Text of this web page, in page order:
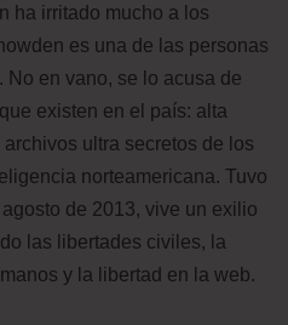
ha irritado mucho a los
es una de las personas
No en vano, se lo acusa de
existen en el país: alta
ultra secretos de los
norteamericana. Tuvo
de 2013, vive un exilio
las libertades civiles, la
y la libertad en la web.